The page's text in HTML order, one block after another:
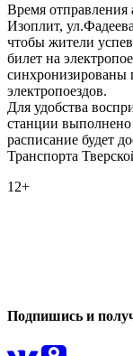
Время отправления
Изоплит,
чтобы жители
билет на
синхронизированы
электропоездов.
Для удобства
станции
расписание будет
Транспорта
12+
Подпишись и